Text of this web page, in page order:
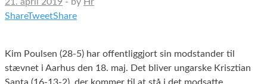
ShareTweetShare
Kim Poulsen (28-5) har offentliggjort sin modstander til
stævnet i Aarhus den 18. maj. Det bliver ungarske Krisztian
Santa (16-13-2), der kommer til at stå i det modsatte